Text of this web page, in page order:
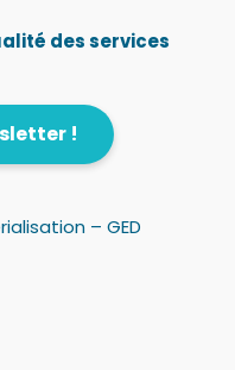
des services
!
– GED